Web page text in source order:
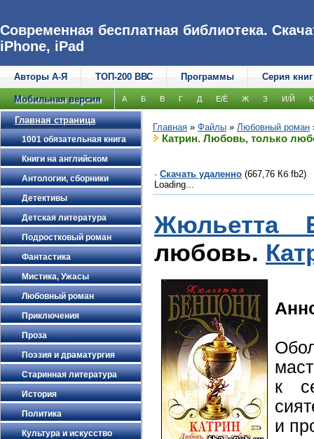
Современная бесплатная библиотека.
iPhone, iPad
Авторы А-Я ТОП-200 ВВС Программы Серия книг
Мобильная версия А Б В Г Д Е/Ё Ж З И/Й К
Главная страница
1001 обязательная книга
Книги на английском
Антологии, сборники
Детективы
Детская литература
Подростковый роман
Фантастика
Мистика, Ужасы
Любовный роман
Приключения
Проза
Поэзия и драматургия
Старинная литература
История
Политика
Культура и искусство
Главная » Файлы » Любовный роман
Катрин. Любовь, только
· Скачать удаленно (667,76 Кб fb2)
Loading...
Жюльетта
любовь.
к
и